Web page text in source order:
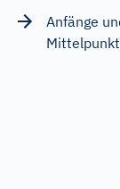
Anfänge
Mittelpunkt